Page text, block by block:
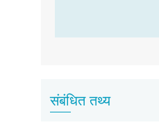
संबंधित तथ्य